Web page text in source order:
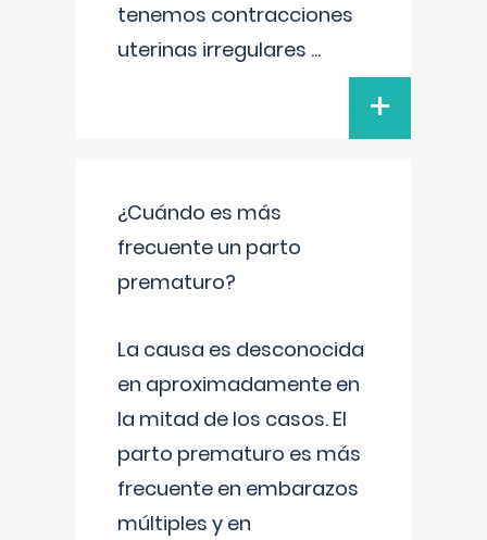
tenemos contracciones
uterinas irregulares ...
+
¿Cuándo es más
frecuente un parto
prematuro?
La causa es desconocida
en aproximadamente en
la mitad de los casos. El
parto prematuro es más
frecuente en embarazos
múltiples y en